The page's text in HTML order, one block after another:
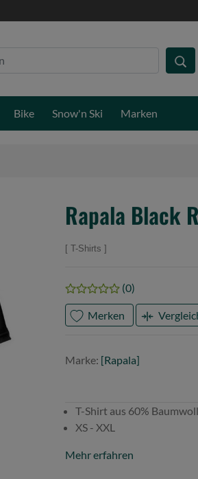
Bike Snow'n Ski Marken
Rapala Black
T-Shirts
(0)
Merken
Marke: [Rapala]
T-Shirt aus 60%
XS - XXL
Mehr erfahren